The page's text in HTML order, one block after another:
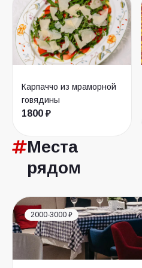
Карпаччо из мраморной
говядины
1800 ₽
Места
рядом
2000-3000 ₽